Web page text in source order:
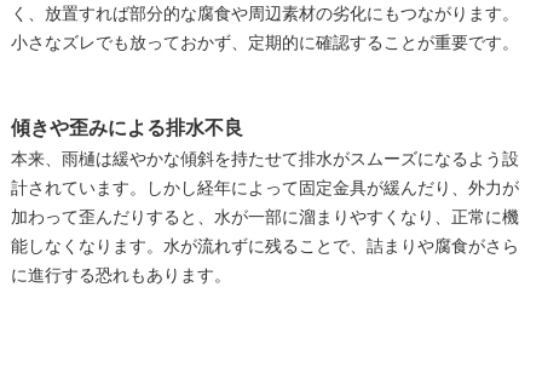
く、放置すれば部分的な腐食や周辺素材の劣化にもつながります。
小さなズレでも放っておかず、定期的に確認することが重要です。
傾きや歪みによる排水不良
本来、雨樋は緩やかな傾斜を持たせて排水がスムーズになるよう設
計されています。しかし経年によって固定金具が緩んだり、外力が
加わって歪んだりすると、水が一部に溜まりやすくなり、正常に機
能しなくなります。水が流れずに残ることで、詰まりや腐食がさら
に進行する恐れもあります。